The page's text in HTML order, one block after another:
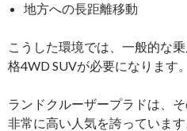
地方への長距離移動
こうした環境では、一般的な
格4WD SUVが必要になります。
ランドクルーザープラドは、
非常に高い人気を誇っています